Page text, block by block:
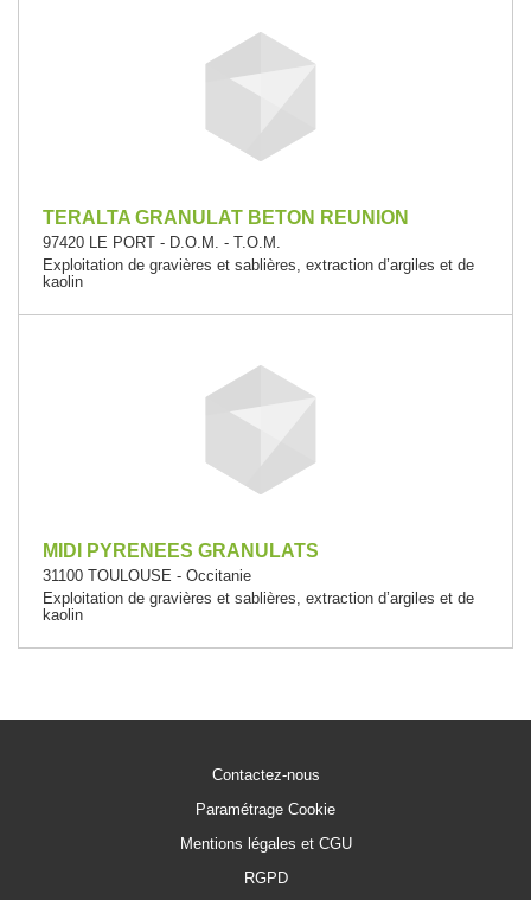
TERALTA GRANULAT BETON REUNION
97420 LE PORT - D.O.M. - T.O.M.
Exploitation de gravières et sablières, extraction d’argiles et de
kaolin
MIDI PYRENEES GRANULATS
31100 TOULOUSE - Occitanie
Exploitation de gravières et sablières, extraction d’argiles et de
kaolin
Contactez-nous
Paramétrage Cookie
Mentions légales et CGU
RGPD